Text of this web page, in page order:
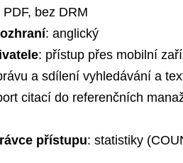
PDF, bez DRM
: anglický
: přístup přes mobilní
a sdílení vyhledávání a
citací do referenčních
přístupu: statistiky